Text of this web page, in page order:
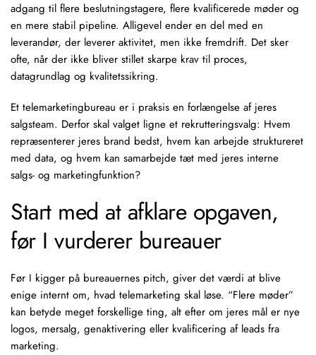
adgang til flere beslutningstagere, flere kvalificerede møder og
en mere stabil pipeline. Alligevel ender en del med en
leverandør, der leverer aktivitet, men ikke fremdrift. Det sker
ofte, når der ikke bliver stillet skarpe krav til proces,
datagrundlag og kvalitetssikring.
Et telemarketingbureau er i praksis en forlængelse af jeres
salgsteam. Derfor skal valget ligne et rekrutteringsvalg: Hvem
repræsenterer jeres brand bedst, hvem kan arbejde struktureret
med data, og hvem kan samarbejde tæt med jeres interne
salgs- og marketingfunktion?
Start med at afklare opgaven,
før I vurderer bureauer
Før I kigger på bureauernes pitch, giver det værdi at blive
enige internt om, hvad telemarketing skal løse. “Flere møder”
kan betyde meget forskellige ting, alt efter om jeres mål er nye
logos, mersalg, genaktivering eller kvalificering af leads fra
marketing.